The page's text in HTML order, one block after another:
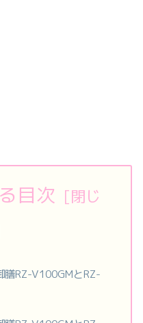
目次
膳RZ-V100GMとRZ-